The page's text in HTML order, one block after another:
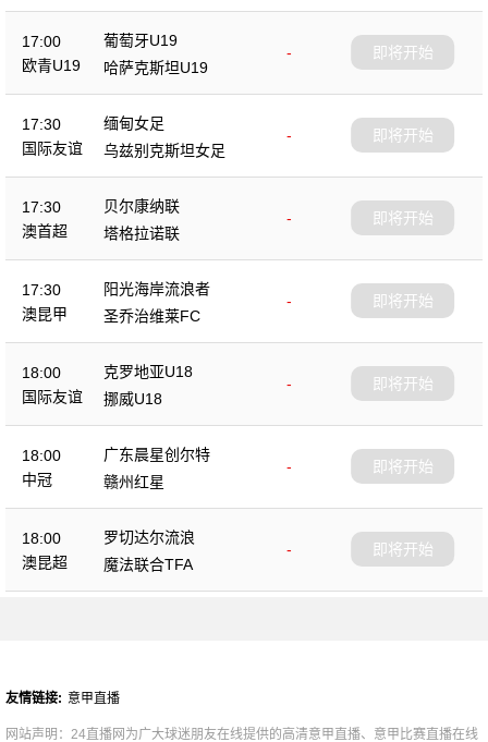
17:00
欧青U19
葡萄牙U19
-
哈萨克斯坦U19
即将开始
17:30
国际友谊
缅甸女足
-
乌兹别克斯坦女足
即将开始
17:30
澳首超
贝尔康纳联
-
塔格拉诺联
即将开始
17:30
澳昆甲
阳光海岸流浪者
-
圣乔治维莱FC
即将开始
18:00
国际友谊
克罗地亚U18
-
挪威U18
即将开始
18:00
中冠
广东晨星创尔特
-
赣州红星
即将开始
18:00
澳昆超
罗切达尔流浪
-
魔法联合TFA
即将开始
友情链接: 意甲直播
网站声明：24直播网为广大球迷朋友在线提供的高清意甲直播、意甲比赛直播在线